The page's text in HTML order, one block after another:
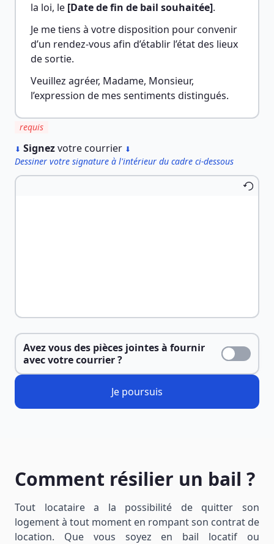
la loi, le [Date de fin de bail souhaitée].
Je me tiens à votre disposition pour convenir
d’un rendez-vous afin d’établir l’état des lieux
de sortie.
Veuillez agréer, Madame, Monsieur,
l’expression de mes sentiments distingués.
requis
⬇ Signezvotre courrier ⬇
Dessiner votre signature à l'intérieur du cadre ci-dessous
Avez vous des pièces jointes à fournir
avec votre courrier ?
Je poursuis
Comment résilier un bail ?
Tout locataire a la possibilité de quitter son
logement à tout moment en rompant son contrat de
location. Que vous soyez en bail locatif ou